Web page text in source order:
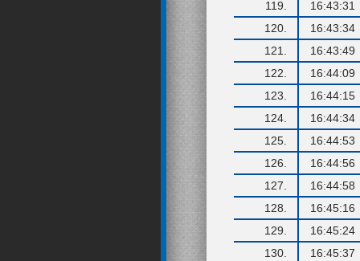
119.
16:43:31
120.
16:43:34
121.
16:43:49
122.
16:44:09
123.
16:44:15
124.
16:44:34
125.
16:44:53
126.
16:44:56
127.
16:44:58
128.
16:45:16
129.
16:45:24
130.
16:45:37